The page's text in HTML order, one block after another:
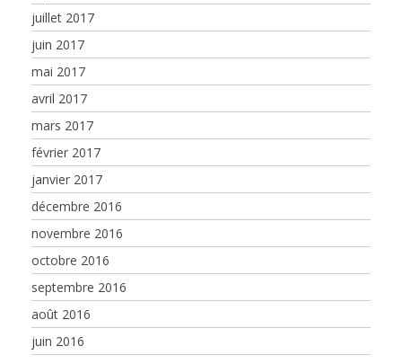
juillet 2017
juin 2017
mai 2017
avril 2017
mars 2017
février 2017
janvier 2017
décembre 2016
novembre 2016
octobre 2016
septembre 2016
août 2016
juin 2016